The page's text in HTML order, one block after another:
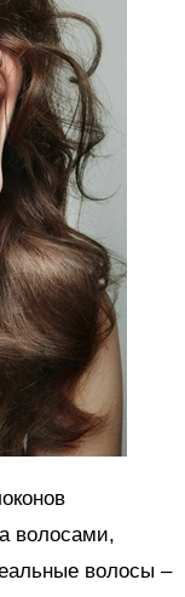
волосами,
волосы –